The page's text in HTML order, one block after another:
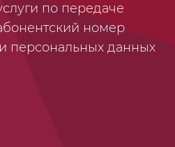
по передаче
номер
персональных данных